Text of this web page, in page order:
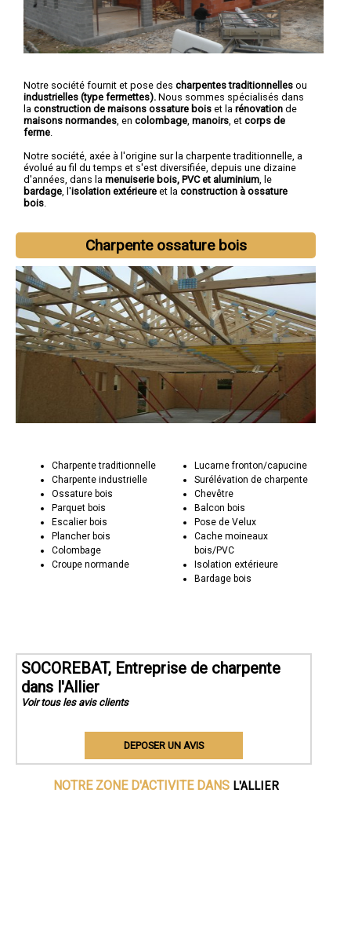
Notre société fournit et pose des charpentes traditionnelles ou
industrielles (type fermettes). Nous sommes spécialisés dans
la construction de maisons ossature bois et la rénovation de
maisons normandes , en colombage manoirs , et corps de
ferme
Notre société, axée à l'origine sur la charpente traditionnelle, a
évolué au fil du temps et s'est diversifiée, depuis une dizaine
d'années, dans la menuiserie bois, PVC et aluminium , le
bardage , l'isolation extérieure et la construction à ossature
bois
Charpente ossature bois
Charpente traditionnelle
Charpente industrielle
Ossature bois
Parquet bois
Escalier bois
Plancher bois
Colombage
Croupe normande
Lucarne fronton/capucine
Surélévation de charpente
Chevêtre
Balcon bois
Pose de Velux
Cache moineaux
bois/PVC
Isolation extérieure
Bardage bois
SOCOREBAT, Entreprise de charpente
dans l'Allier
Voir tous les avis clients
DEPOSER UN AVIS
NOTRE ZONE D'ACTIVITE DANS L'ALLIER